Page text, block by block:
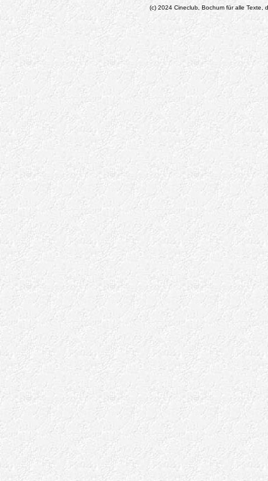
(c) 2024 Cineclub, Bochum für alle Texte,